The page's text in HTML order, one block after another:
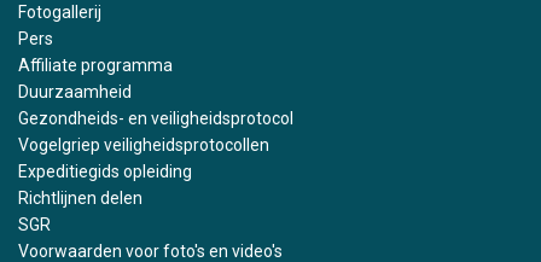
Fotogallerij
Pers
Affiliate programma
Duurzaamheid
Gezondheids- en veiligheidsprotocol
Vogelgriep veiligheidsprotocollen
Expeditiegids opleiding
Richtlijnen delen
SGR
Voorwaarden voor foto's en video's